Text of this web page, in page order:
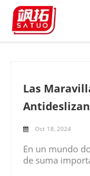
Las
Oct 18, 2024
En un mundo
de suma